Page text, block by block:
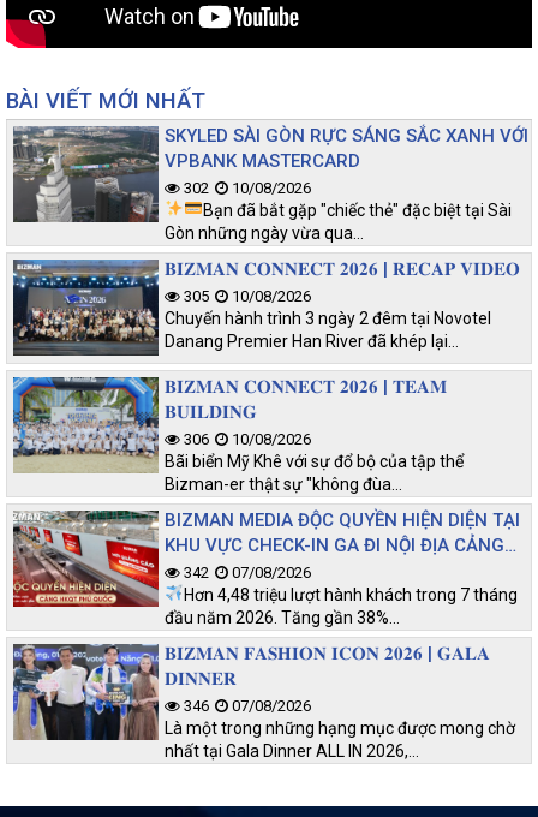
BÀI VIẾT MỚI NHẤT
SKYLED SÀI GÒN RỰC SÁNG SẮC XANH VỚI
VPBANK MASTERCARD
302 10/08/2026
Bạn đã bắt gặp "chiếc thẻ" đặc biệt tại Sài
Gòn những ngày vừa qua…
𝐁𝐈𝐙𝐌𝐀𝐍 𝐂𝐎𝐍𝐍𝐄𝐂𝐓 𝟐𝟎𝟐𝟔 | 𝐑𝐄𝐂𝐀𝐏 𝐕𝐈𝐃𝐄𝐎
305 10/08/2026
Chuyến hành trình 3 ngày 2 đêm tại Novotel
Danang Premier Han River đã khép lại…
𝐁𝐈𝐙𝐌𝐀𝐍 𝐂𝐎𝐍𝐍𝐄𝐂𝐓 𝟐𝟎𝟐𝟔 | 𝐓𝐄𝐀𝐌
𝐁𝐔𝐈𝐋𝐃𝐈𝐍𝐆
306 10/08/2026
Bãi biển Mỹ Khê với sự đổ bộ của tập thể
Bizman-er thật sự "không đùa…
BIZMAN MEDIA ĐỘC QUYỀN HIỆN DIỆN TẠI
KHU VỰC CHECK-IN GA ĐI NỘI ĐỊA CẢNG
HKQT PHÚ QUỐC
342 07/08/2026
Hơn 4,48 triệu lượt hành khách trong 7 tháng
đầu năm 2026. Tăng gần 38%…
𝐁𝐈𝐙𝐌𝐀𝐍 𝐅𝐀𝐒𝐇𝐈𝐎𝐍 𝐈𝐂𝐎𝐍 𝟐𝟎𝟐𝟔 | 𝐆𝐀𝐋𝐀
𝐃𝐈𝐍𝐍𝐄𝐑
346 07/08/2026
Là một trong những hạng mục được mong chờ
nhất tại Gala Dinner ALL IN 2026,…